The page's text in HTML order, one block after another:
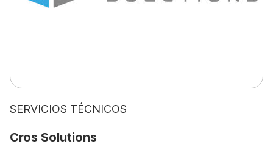
SERVICIOS TÉCNICOS
Cros Solutions